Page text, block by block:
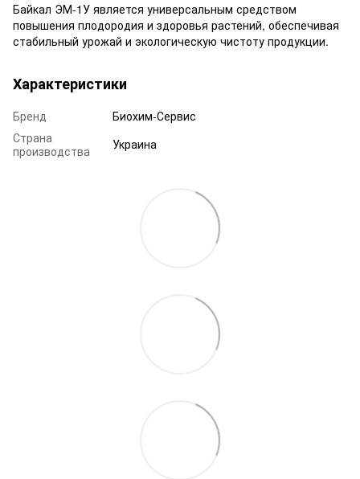
Байкал ЭМ-1У является универсальным средством
повышения плодородия и здоровья растений, обеспечивая
стабильный урожай и экологическую чистоту продукции.
Характеристики
Бренд
Биохим-Сервис
Страна
производства
Украина